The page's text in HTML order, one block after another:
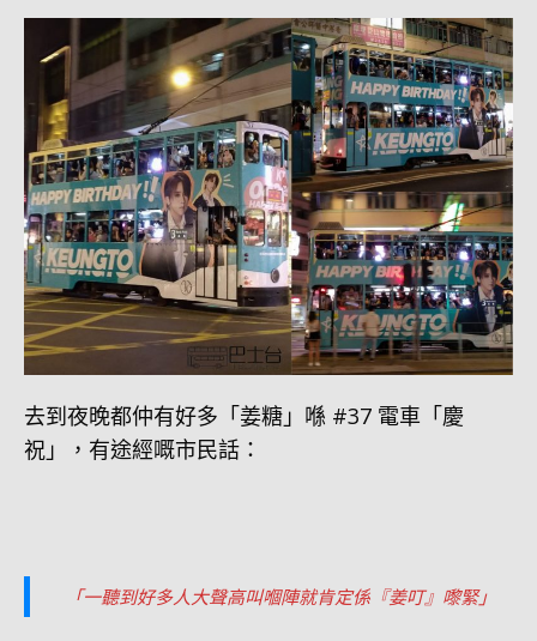
去到夜晚都仲有好多「姜糖」喺 #37 電車「慶
祝」，有途經嘅市民話：
「一聽到好多人大聲高叫嗰陣就肯定係『姜叮』嚟緊」